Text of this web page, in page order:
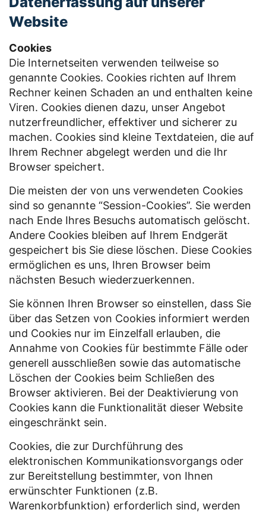
Website
Cookies
Die Internetseiten verwenden teilweise so
genannte Cookies. Cookies richten auf Ihrem
Rechner keinen Schaden an und enthalten keine
Viren. Cookies dienen dazu, unser Angebot
nutzerfreundlicher, effektiver und sicherer zu
machen. Cookies sind kleine Textdateien, die auf
Ihrem Rechner abgelegt werden und die Ihr
Browser speichert.
Die meisten der von uns verwendeten Cookies
sind so genannte “Session-Cookies”. Sie werden
nach Ende Ihres Besuchs automatisch gelöscht.
Andere Cookies bleiben auf Ihrem Endgerät
gespeichert bis Sie diese löschen. Diese Cookies
ermöglichen es uns, Ihren Browser beim
nächsten Besuch wiederzuerkennen.
Sie können Ihren Browser so einstellen, dass Sie
über das Setzen von Cookies informiert werden
und Cookies nur im Einzelfall erlauben, die
Annahme von Cookies für bestimmte Fälle oder
generell ausschließen sowie das automatische
Löschen der Cookies beim Schließen des
Browser aktivieren. Bei der Deaktivierung von
Cookies kann die Funktionalität dieser Website
eingeschränkt sein.
Cookies, die zur Durchführung des
elektronischen Kommunikationsvorgangs oder
zur Bereitstellung bestimmter, von Ihnen
erwünschter Funktionen (z.B.
Warenkorbfunktion) erforderlich sind, werden